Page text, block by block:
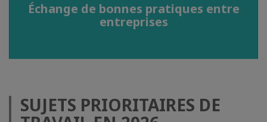
Échange de bonnes pratiques entre
entreprises
SUJETS PRIORITAIRES DE